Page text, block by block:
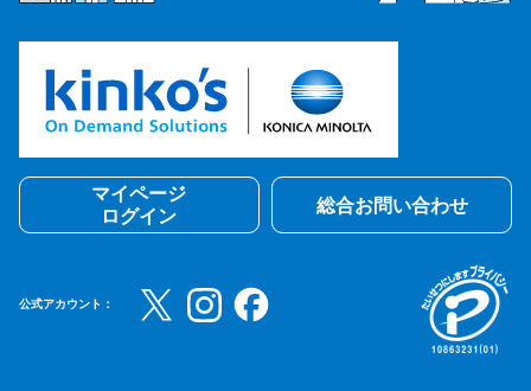
マイページ
ログイン
総合お問い合わせ
公式アカウント：